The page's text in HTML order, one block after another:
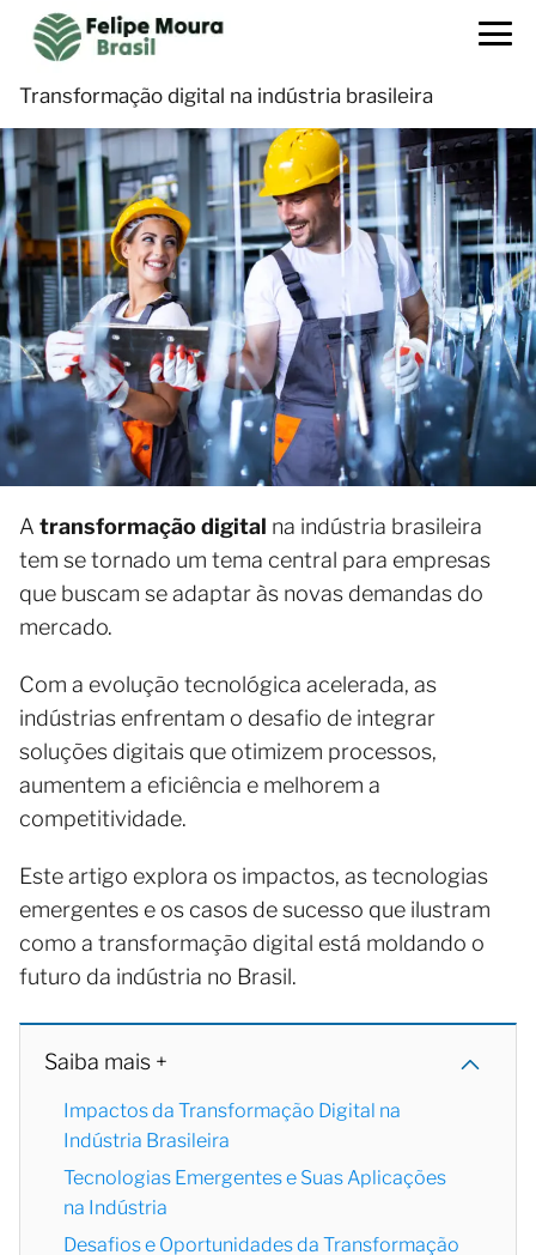
Transformação digital na indústria brasileira
A transformação digital na indústria brasileira
tem se tornado um tema central para empresas
que buscam se adaptar às novas demandas do
mercado.
Com a evolução tecnológica acelerada, as
indústrias enfrentam o desafio de integrar
soluções digitais que otimizem processos,
aumentem a eficiência e melhorem a
competitividade.
Este artigo explora os impactos, as tecnologias
emergentes e os casos de sucesso que ilustram
como a transformação digital está moldando o
futuro da indústria no Brasil.
Saiba mais +
Impactos da Transformação Digital na
Indústria Brasileira
Tecnologias Emergentes e Suas Aplicações
na Indústria
Desafios e Oportunidades da Transformação